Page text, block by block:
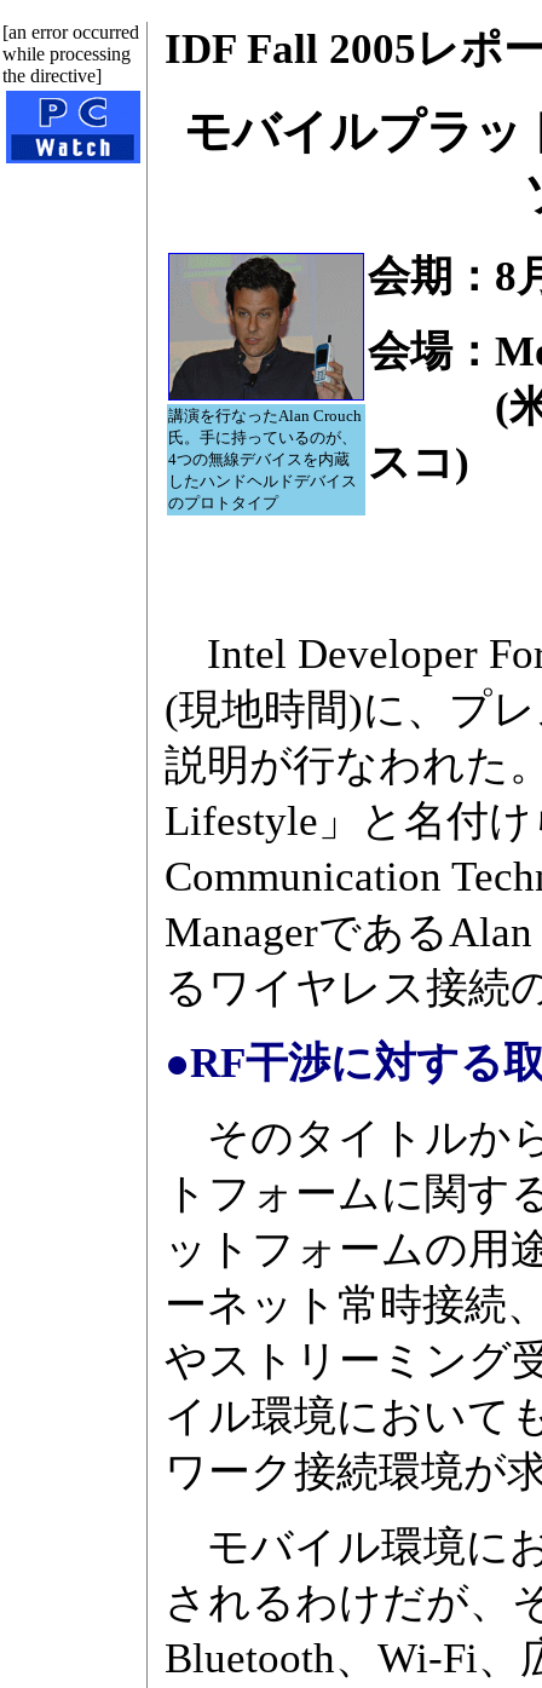
[an error occurred
while processing
the directive]
IDF Fall 2005レポ
モバイルプラ
講演を行なったAlan Crouch
氏。手に持っているのが、
4つの無線デバイスを内蔵
したハンドヘルドデバイス
のプロトタイプ
会期：8
会場：
(米国
スコ)
Intel Developer
(現地時間)に、プ
説明が行なわれた
Lifestyle」と名付
Communication
Managerである
るワイヤレス接続
●RF干渉に対する
そのタイトルか
トフォームに関す
ットフォームの用
ーネット常時接続
やストリーミング
イル環境において
ワーク接続環境が
モバイル環境に
されるわけだが、
Bluetooth、Wi-Fi